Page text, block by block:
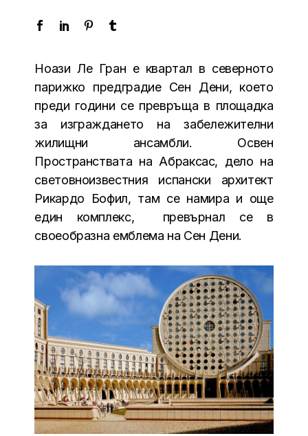
Ноази Ле Гран е квартал в северното
парижко предградие Сен Дени, което
преди години се превръща в площадка
за изграждането на забележителни
жилищни ансамбли. Освен
Пространствата на Абраксас, дело на
световноизвестния испански архитект
Рикардо Бофил, там се намира и още
един комплекс, превърнал се в
своеобразна емблема на Сен Дени.